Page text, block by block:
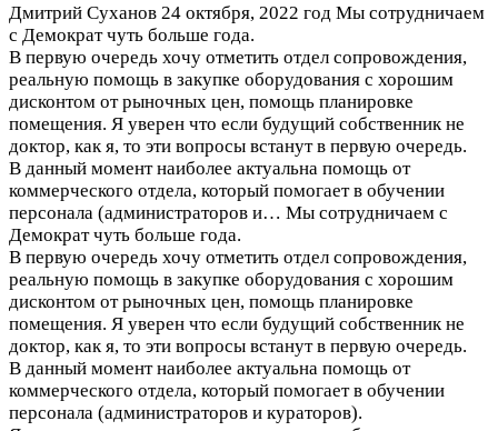
Дмитрий Суханов 24 октября, 2022 год Мы сотрудничаем
с Демократ чуть больше года.
В первую очередь хочу отметить отдел сопровождения,
реальную помощь в закупке оборудования с хорошим
дисконтом от рыночных цен, помощь планировке
помещения. Я уверен что если будущий собственник не
доктор, как я, то эти вопросы встанут в первую очередь.
В данный момент наиболее актуальна помощь от
коммерческого отдела, который помогает в обучении
персонала (администраторов и… Мы сотрудничаем с
Демократ чуть больше года.
В первую очередь хочу отметить отдел сопровождения,
реальную помощь в закупке оборудования с хорошим
дисконтом от рыночных цен, помощь планировке
помещения. Я уверен что если будущий собственник не
доктор, как я, то эти вопросы встанут в первую очередь.
В данный момент наиболее актуальна помощь от
коммерческого отдела, который помогает в обучении
персонала (администраторов и кураторов).